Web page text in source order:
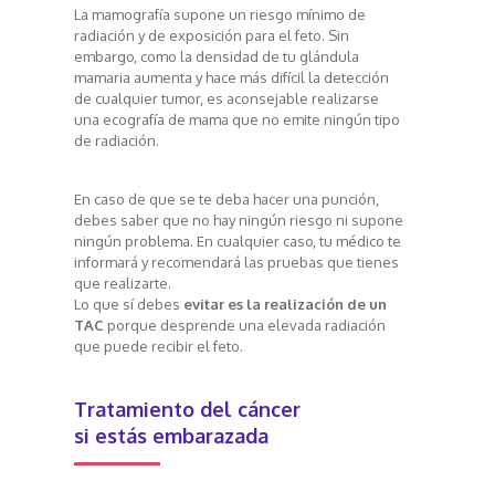
La mamografía supone un riesgo mínimo de
radiación y de exposición para el feto. Sin
embargo, como la densidad de tu glándula
mamaria aumenta y hace más difícil la detección
de cualquier tumor, es aconsejable realizarse
una ecografía de mama que no emite ningún tipo
de radiación.
En caso de que se te deba hacer una punción,
debes saber que no hay ningún riesgo ni supone
ningún problema. En cualquier caso, tu médico te
informará y recomendará las pruebas que tienes
que realizarte.
Lo que sí debes evitar es la realización de un
TAC porque desprende una elevada radiación
que puede recibir el feto.
Tratamiento del cáncer
si estás embarazada